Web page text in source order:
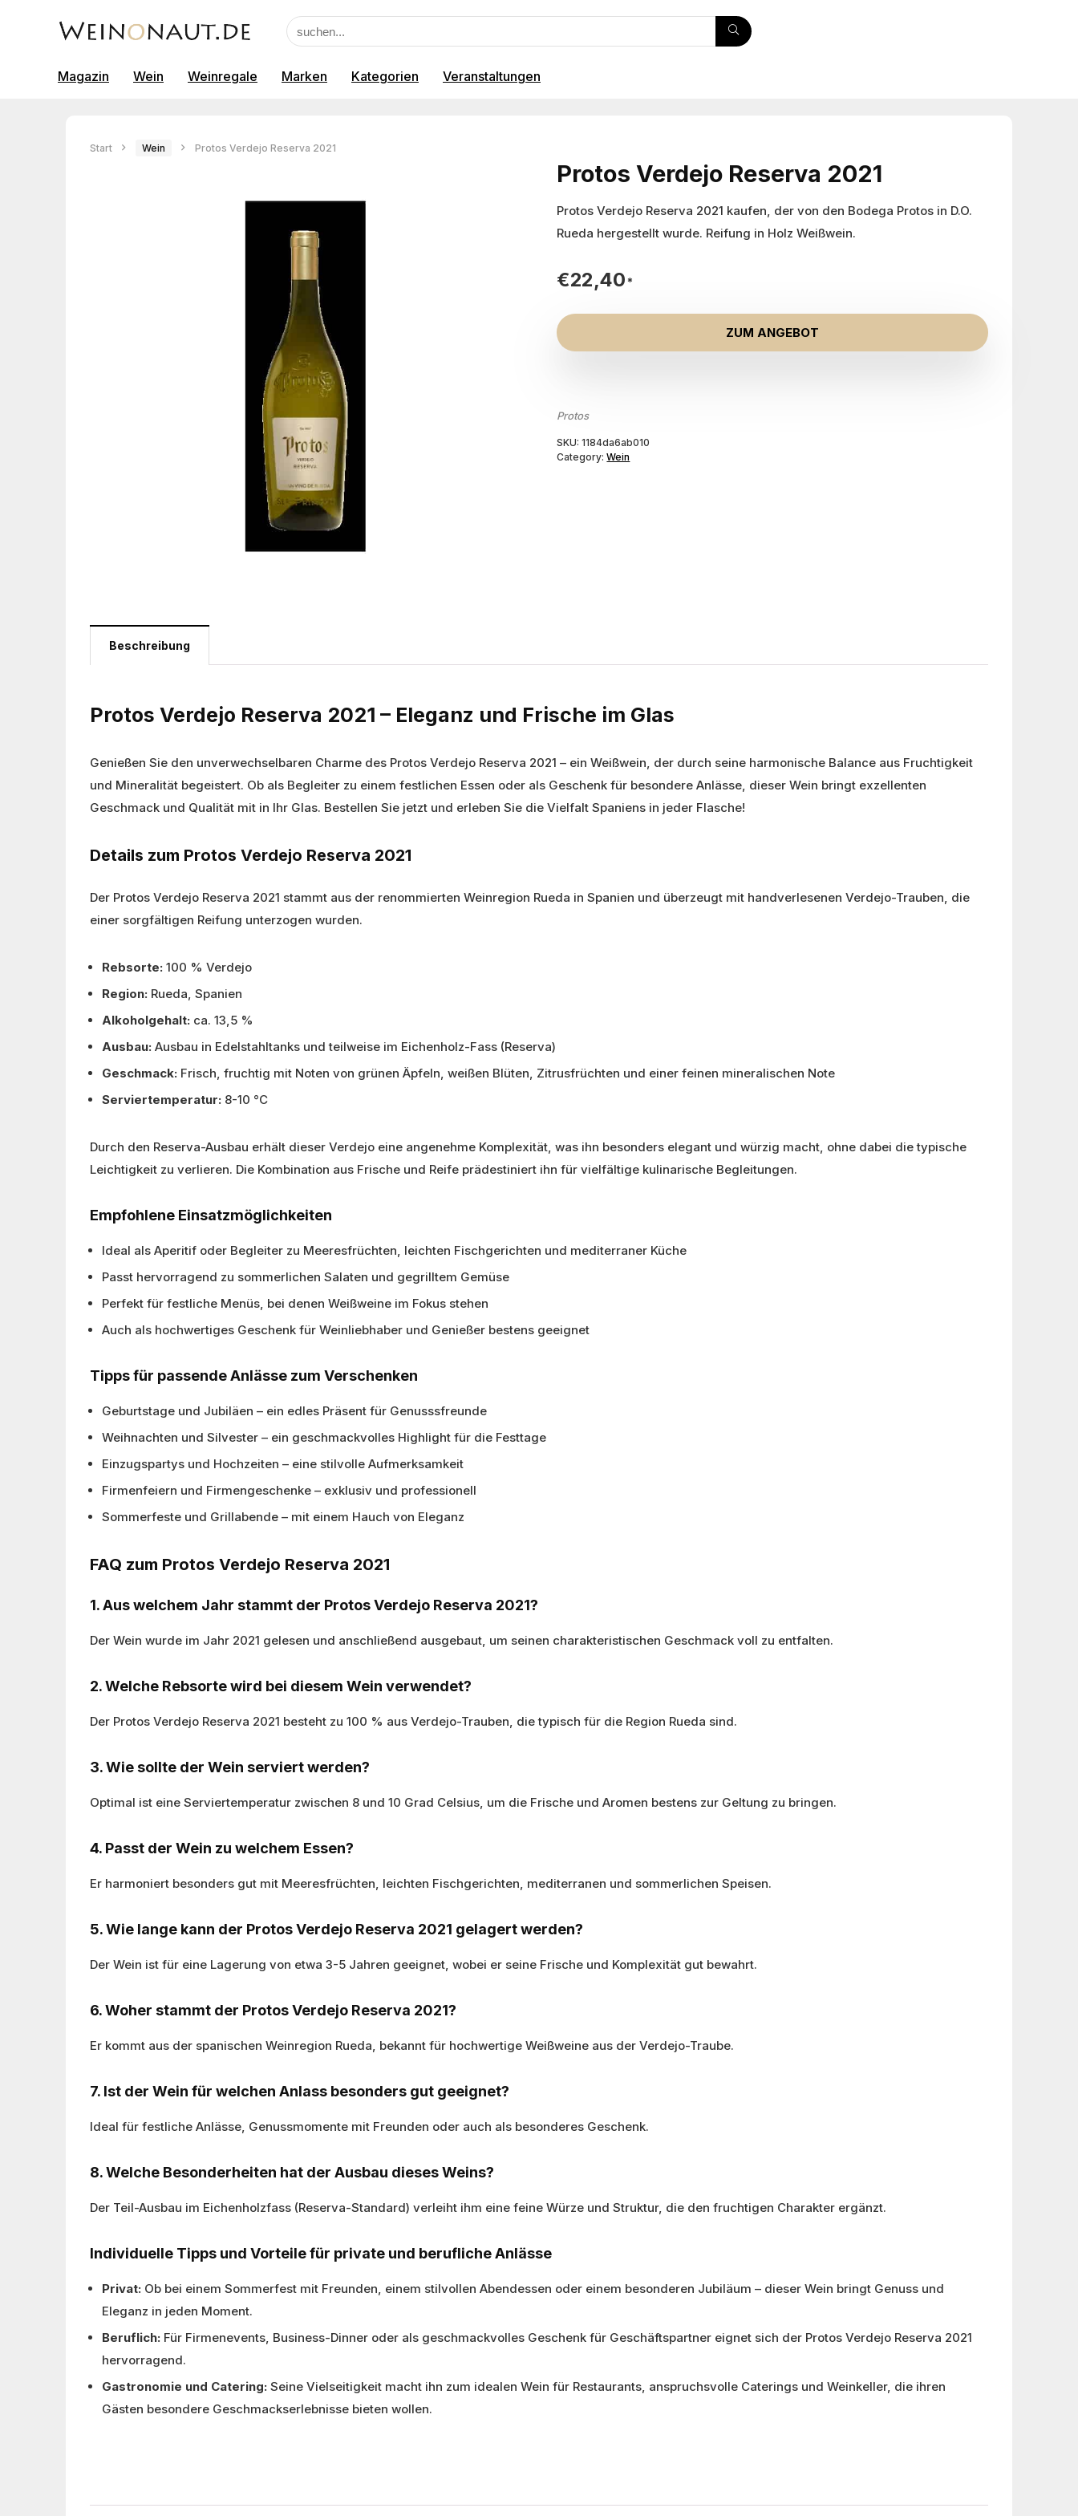
Magazin Wein Weinregale Marken Kategorien Veranstaltungen
Start Wein Protos Verdejo Reserva 2021
Protos Verdejo Reserva 2021
Protos Verdejo Reserva 2021 kaufen, der von den Bodega Protos in D.O.
Rueda hergestellt wurde. Reifung in Holz Weißwein.
€22,40
ZUM ANGEBOT
Protos
SKU:1184da6ab010
Category:Wein
Beschreibung
Protos Verdejo Reserva 2021 – Eleganz und Frische im Glas
Genießen Sie den unverwechselbaren Charme des Protos Verdejo Reserva 2021 – ein Weißwein, der durch seine harmonische Balance aus Fruchtigkeit
und Mineralität begeistert. Ob als Begleiter zu einem festlichen Essen oder als Geschenk für besondere Anlässe, dieser Wein bringt exzellenten
Geschmack und Qualität mit in Ihr Glas. Bestellen Sie jetzt und erleben Sie die Vielfalt Spaniens in jeder Flasche!
Details zum Protos Verdejo Reserva 2021
Der Protos Verdejo Reserva 2021 stammt aus der renommierten Weinregion Rueda in Spanien und überzeugt mit handverlesenen Verdejo-Trauben, die
einer sorgfältigen Reifung unterzogen wurden.
Rebsorte: 100 % Verdejo
Region: Rueda, Spanien
Alkoholgehalt: ca. 13,5 %
Ausbau: Ausbau in Edelstahltanks und teilweise im Eichenholz-Fass (Reserva)
Geschmack: Frisch, fruchtig mit Noten von grünen Äpfeln, weißen Blüten, Zitrusfrüchten und einer feinen mineralischen Note
Serviertemperatur: 8-10 °C
Durch den Reserva-Ausbau erhält dieser Verdejo eine angenehme Komplexität, was ihn besonders elegant und würzig macht, ohne dabei die typische
Leichtigkeit zu verlieren. Die Kombination aus Frische und Reife prädestiniert ihn für vielfältige kulinarische Begleitungen.
Empfohlene Einsatzmöglichkeiten
Ideal als Aperitif oder Begleiter zu Meeresfrüchten, leichten Fischgerichten und mediterraner Küche
Passt hervorragend zu sommerlichen Salaten und gegrilltem Gemüse
Perfekt für festliche Menüs, bei denen Weißweine im Fokus stehen
Auch als hochwertiges Geschenk für Weinliebhaber und Genießer bestens geeignet
Tipps für passende Anlässe zum Verschenken
Geburtstage und Jubiläen – ein edles Präsent für Genusssfreunde
Weihnachten und Silvester – ein geschmackvolles Highlight für die Festtage
Einzugspartys und Hochzeiten – eine stilvolle Aufmerksamkeit
Firmenfeiern und Firmengeschenke – exklusiv und professionell
Sommerfeste und Grillabende – mit einem Hauch von Eleganz
FAQ zum Protos Verdejo Reserva 2021
1. Aus welchem Jahr stammt der Protos Verdejo Reserva 2021?
Der Wein wurde im Jahr 2021 gelesen und anschließend ausgebaut, um seinen charakteristischen Geschmack voll zu entfalten.
2. Welche Rebsorte wird bei diesem Wein verwendet?
Der Protos Verdejo Reserva 2021 besteht zu 100 % aus Verdejo-Trauben, die typisch für die Region Rueda sind.
3. Wie sollte der Wein serviert werden?
Optimal ist eine Serviertemperatur zwischen 8 und 10 Grad Celsius, um die Frische und Aromen bestens zur Geltung zu bringen.
4. Passt der Wein zu welchem Essen?
Er harmoniert besonders gut mit Meeresfrüchten, leichten Fischgerichten, mediterranen und sommerlichen Speisen.
5. Wie lange kann der Protos Verdejo Reserva 2021 gelagert werden?
Der Wein ist für eine Lagerung von etwa 3-5 Jahren geeignet, wobei er seine Frische und Komplexität gut bewahrt.
6. Woher stammt der Protos Verdejo Reserva 2021?
Er kommt aus der spanischen Weinregion Rueda, bekannt für hochwertige Weißweine aus der Verdejo-Traube.
7. Ist der Wein für welchen Anlass besonders gut geeignet?
Ideal für festliche Anlässe, Genussmomente mit Freunden oder auch als besonderes Geschenk.
8. Welche Besonderheiten hat der Ausbau dieses Weins?
Der Teil-Ausbau im Eichenholzfass (Reserva-Standard) verleiht ihm eine feine Würze und Struktur, die den fruchtigen Charakter ergänzt.
Individuelle Tipps und Vorteile für private und berufliche Anlässe
Privat: Ob bei einem Sommerfest mit Freunden, einem stilvollen Abendessen oder einem besonderen Jubiläum – dieser Wein bringt Genuss und
Eleganz in jeden Moment.
Beruflich: Für Firmenevents, Business-Dinner oder als geschmackvolles Geschenk für Geschäftspartner eignet sich der Protos Verdejo Reserva 2021
hervorragend.
Gastronomie und Catering: Seine Vielseitigkeit macht ihn zum idealen Wein für Restaurants, anspruchsvolle Caterings und Weinkeller, die ihren
Gästen besondere Geschmackserlebnisse bieten wollen.